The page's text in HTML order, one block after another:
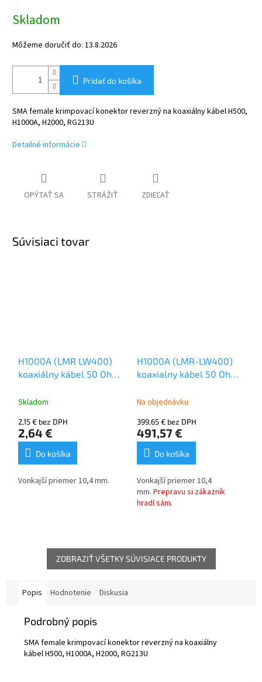
cena:
Skladom
Môžeme doručiť do: 13.8.2026
Pridať do košíka
SMA female krimpovací konektor reverzný na koaxiálny kábel H500,
H1000A, H2000, RG213U
Detailné informácie
OPÝTAŤ SA STRÁŽIŤ ZDIEĽAŤ
Súvisiaci tovar
H1000A (LMR LW400)
koaxiálny kábel 50 Ohm
Skladom
2,15 € bez DPH
2,64 €
Do košíka
Vonkajší priemer 10,4 mm.
H1000A (LMR-LW400)
koaxialny kábel 50 Ohm
Na objednávku
399,65 € bez DPH
491,57 €
Do košíka
Vonkajší priemer 10,4
mm. Prepravu si zákazník
hradí sám.
ZOBRAZIŤ VŠETKY SÚVISIACE PRODUKTY
Popis Hodnotenie Diskusia
Podrobný popis
SMA female krimpovací konektor reverzný na koaxiálny
kábel H500, H1000A, H2000, RG213U